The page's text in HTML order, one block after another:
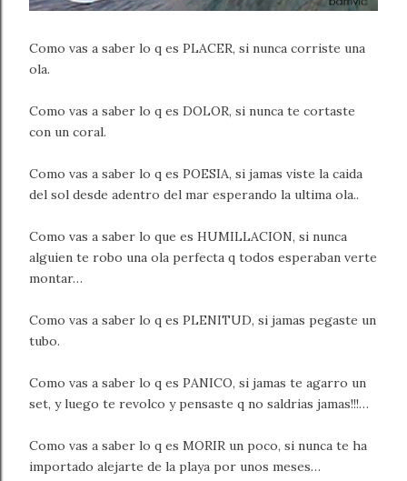
Como vas a saber lo q es PLACER, si nunca corriste una
ola.
Como vas a saber lo q es DOLOR, si nunca te cortaste
con un coral.
Como vas a saber lo q es POESIA, si jamas viste la caida
del sol desde adentro del mar esperando la ultima ola..
Como vas a saber lo que es HUMILLACION, si nunca
alguien te robo una ola perfecta q todos esperaban verte
montar…
Como vas a saber lo q es PLENITUD, si jamas pegaste un
tubo.
Como vas a saber lo q es PANICO, si jamas te agarro un
set, y luego te revolco y pensaste q no saldrias jamas!!!…
Como vas a saber lo q es MORIR un poco, si nunca te ha
importado alejarte de la playa por unos meses…